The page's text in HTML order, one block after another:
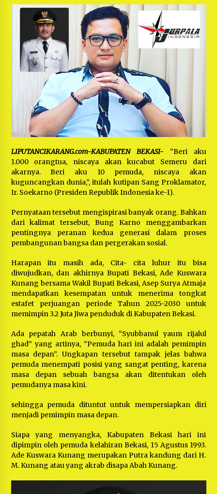
Aman Sampai Tujuan BUMN 2025
1 tahun ago
Ketua Umum Jurpala KOSMI Indonesia Gilang
Bayu Nugraha, S.H, Ucapkan Terimakasih Atas
Support Camat Kedungwaringin Memberikan
Logistik Ke Posko Jurpala Kosmi
1 tahun ago
Ucapan Terimakasih Ketua Umum Jurpala
Indonesia dan KOSMI Indonesia Atas Respon
Cepat Polres Metro Bekasi dan Polsek Cikarang
Timur yang Tangkap Oknum Ormas Terkait
Pengusiran Pendirian Posko
1 tahun ago
Kodim 0509 Kabupaten Bekasi Terima 20
1 tahun ago
Jelang Ramadhan, Kecamatan Cikarang Pusat
Gelar STQ ke-VII
1 tahun ago
LIPUTANCIKARANG.com-KABUPATEN BEKASI- “Beri aku
1.000 orangtua, niscaya akan kucabut Semeru dari
akarnya. Beri aku 10 pemuda, niscaya akan
kuguncangkan dunia,”, itulah kutipan Sang Proklamator,
Ir. Soekarno (Presiden Republik Indonesia ke-1).
Pernyataan tersebut mengispirasi banyak orang. Bahkan
dari kalimat tersebut, Bung Karno menggambarkan
pentingnya peranan kedua generasi dalam proses
pembangunan bangsa dan pergerakan sosial.
Harapan itu masih ada, Cita- cita luhur itu bisa
diwujudkan, dan akhirnya Bupati Bekasi, Ade Kuswara
Kunang bersama Wakil Bupati Bekasi, Asep Surya Atmaja
mendapatkan kesempatan untuk menerima tongkat
estafet perjuangan periode Tahun 2025-2030 untuk
memimpin 3.2 Juta Jiwa penduduk di Kabupaten Bekasi.
Ada pepatah Arab berbunyi, “Syubbanul yaum rijalul
ghad” yang artinya, “Pemuda hari ini adalah pemimpin
masa depan”. Ungkapan tersebut tampak jelas bahwa
pemuda menempati posisi yang sangat penting, karena
masa depan sebuah bangsa akan ditentukan oleh
pemudanya masa kini.
sehingga pemuda dituntut untuk mempersiapkan diri
menjadi pemimpin masa depan.
Siapa yang menyangka, Kabupaten Bekasi hari ini
dipimpin oleh pemuda kelahiran Bekasi, 15 Agustus 1993.
Ade Kuswara Kunang merupakan Putra kandung dari H.
M. Kunang atau yang akrab disapa Abah Kunang.